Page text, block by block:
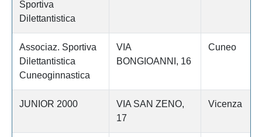
Sportiva
Dilettantistica
Associaz. Sportiva
Dilettantistica
Cuneoginnastica
VIA
BONGIOANNI, 16
Cuneo
JUNIOR 2000
VIA SAN ZENO,
17
Vicenza